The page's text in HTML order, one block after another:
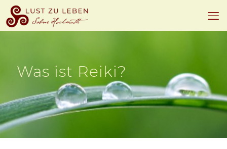
Was ist Reiki?